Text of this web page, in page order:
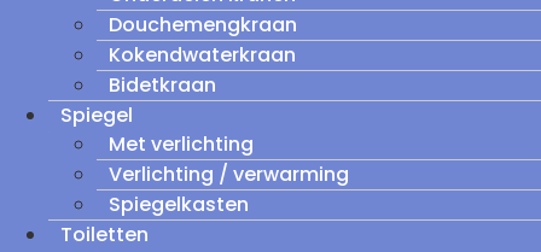
Douchemengkraan
Kokendwaterkraan
Bidetkraan
Spiegel
Met verlichting
Verlichting / verwarming
Spiegelkasten
Toiletten